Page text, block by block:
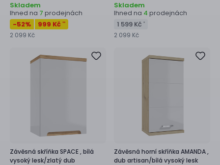
Skladem
Ihned na 7 prodejnách
-52% 999 Kč **
2 099 Kč
Skladem
Ihned na 4 prodejnách
1 599 Kč *
2 099 Kč
Závěsná skříňka SPACE ,bílá
vysoký lesk/zlatý dub
Závěsná horní skříňka AMANDA ,
dub artisan/bílá vysoký lesk